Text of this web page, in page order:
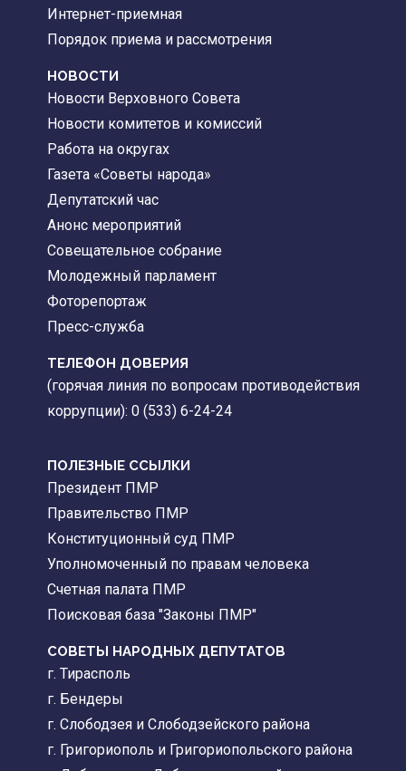
Интернет-приемная
Порядок приема и рассмотрения
НОВОСТИ
Новости Верховного Совета
Новости комитетов и комиссий
Работа на округах
Газета «Советы народа»
Депутатский час
Анонс мероприятий
Совещательное собрание
Молодежный парламент
Фоторепортаж
Пресс-служба
ТЕЛЕФОН ДОВЕРИЯ
(горячая линия по вопросам противодействия
коррупции): 0 (533) 6-24-24
ПОЛЕЗНЫЕ ССЫЛКИ
Президент ПМР
Правительство ПМР
Конституционный суд ПМР
Уполномоченный по правам человека
Счетная палата ПМР
Поисковая база "Законы ПМР"
СОВЕТЫ НАРОДНЫХ ДЕПУТАТОВ
г. Тирасполь
г. Бендеры
г. Слободзея и Слободзейского района
г. Григориополь и Григориопольского района